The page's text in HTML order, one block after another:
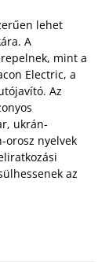
lehet
A
mint a
Electric, a
Az
ukrán-
orosz nyelvek
az